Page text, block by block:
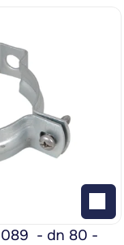
- dn 80 -